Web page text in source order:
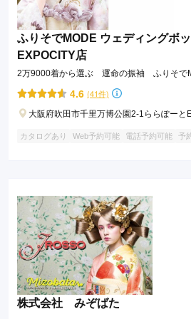
ふりそでMODE ウェディングボ
EXPOCITY店
2万9000着から選ぶ 運命の振袖 ふりそで
4.6 (41件)
大阪府吹田市千里万博公園2-1ららぽーと
カタログあり Web予約可能 電話予約可能 予
株式会社 みぞばた